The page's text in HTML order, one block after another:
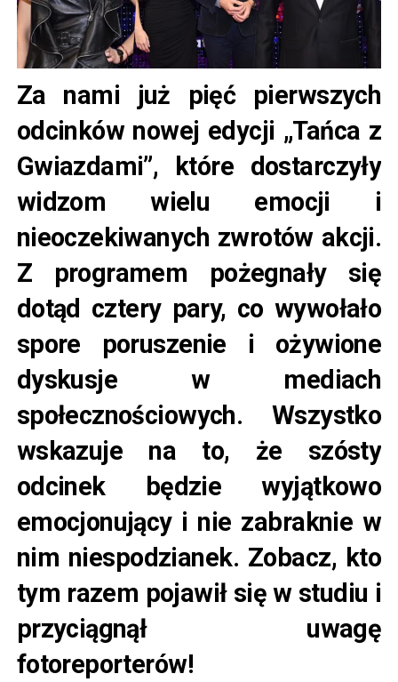
Za nami już pięć pierwszych
odcinków nowej edycji „Tańca z
Gwiazdami”, które dostarczyły
widzom wielu emocji i
nieoczekiwanych zwrotów akcji.
Z programem pożegnały się
dotąd cztery pary, co wywołało
spore poruszenie i ożywione
dyskusje w mediach
społecznościowych. Wszystko
wskazuje na to, że szósty
odcinek będzie wyjątkowo
emocjonujący i nie zabraknie w
nim niespodzianek. Zobacz, kto
tym razem pojawił się w studiu i
przyciągnął uwagę
fotoreporterów!